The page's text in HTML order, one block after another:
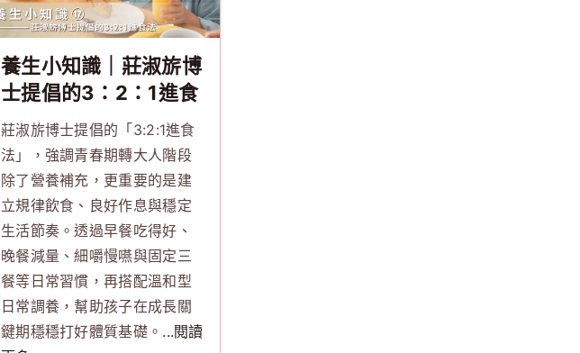
養生小知識｜莊淑旂博
士提倡的3：2：1進食
法
莊淑旂博士提倡的「3:2:1進食
法」，強調青春期轉大人階段
除了營養補充，更重要的是建
立規律飲食、良好作息與穩定
生活節奏。透過早餐吃得好、
晚餐減量、細嚼慢嚥與固定三
餐等日常習慣，再搭配溫和型
日常調養，幫助孩子在成長關
鍵期穩穩打好體質基礎。 ...閱讀